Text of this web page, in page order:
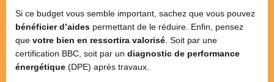
Si ce budget vous semble important, sachez que vous pouvez
bénéficier d’aides permettant de le réduire. Enfin, pensez
que votre bien en ressortira valorisé. Soit par une
certification BBC, soit par un diagnostic de performance
énergétique (DPE) après travaux.